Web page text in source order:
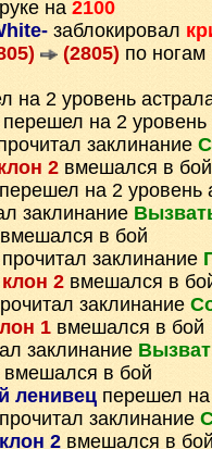
на 2100
заблокировал
(2805) по ногам
на 2 уровень
перешел на 2 уровень
заклинание
2 вмешался в бой
перешел на 2 уровень
заклинание
вмешался в бой
прочитал заклинание
2 вмешался в
заклинание
1 вмешался в бой
заклинание
вмешался в бой
ленивец перешел
прочитал заклинание
2 вмешался в